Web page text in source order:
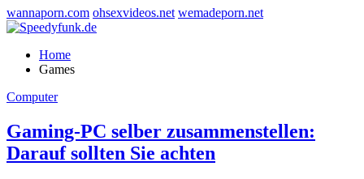
wannaporn.com ohsexvideos.net wemadeporn.net
Home
Games
Computer
Gaming-PC selber zusammenstellen:
Darauf sollten Sie achten